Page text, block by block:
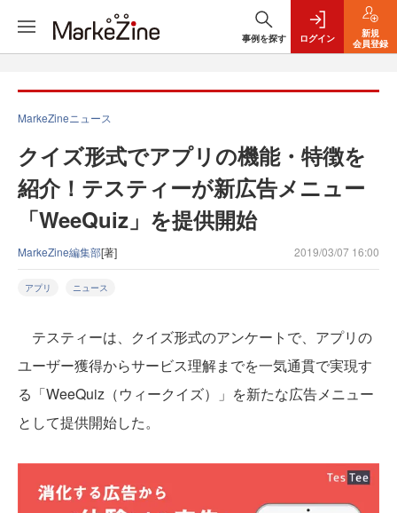
事例を探す ログイン
新規
会員登録
MarkeZineニュース
クイズ形式でアプリの機能・特徴を
紹介！テスティーが新広告メニュー
「WeeQuiz」を提供開始
MarkeZine編集部[著] 2019/03/07 16:00
アプリ ニュース
テスティーは、クイズ形式のアンケートで、アプリの
ユーザー獲得からサービス理解までを一気通貫で実現す
る「WeeQuiz（ウィークイズ）」を新たな広告メニュー
として提供開始した。